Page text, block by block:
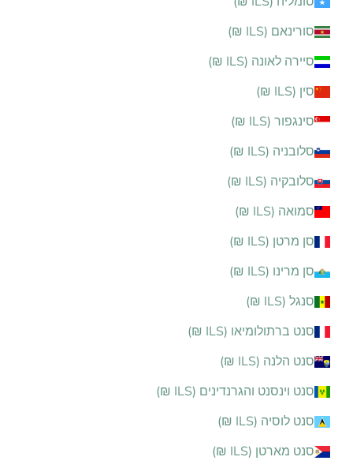
סורינאם (ILS ₪)
סיירה לאונה (ILS ₪)
סין (ILS ₪)
סינגפור (ILS ₪)
סלובניה (ILS ₪)
סלובקיה (ILS ₪)
סמואה (ILS ₪)
סן מרטן (ILS ₪)
סן מרינו (ILS ₪)
סנגל (ILS ₪)
סנט ברתולומיאו (ILS ₪)
סנט הלנה (ILS ₪)
סנט וינסנט והגרנדינים (ILS ₪)
סנט לוסיה (ILS ₪)
סנט מארטן (ILS ₪)